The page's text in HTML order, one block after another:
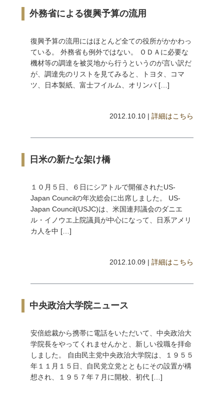
外務省による復興予算の流用
復興予算の流用にはほとんど全ての役所がかかわっ
ている。 外務省も例外ではない。 ＯＤＡに必要な
機材等の調達を被災地から行うというのが言い訳だ
が、調達先のリストを見てみると、トヨタ、コマ
ツ、日本製紙、富士フイルム、オリンパ […]
2012.10.10 |詳細はこちら
日米の新たな架け橋
１０月５日、６日にシアトルで開催されたUS-
Japan Councilの年次総会に出席しました。 US-
Japan Council(USJC)は、米国連邦議会のダニエ
ル・イノウエ上院議員が中心になって、日系アメリ
カ人を中 […]
2012.10.09 |詳細はこちら
中央政治大学院ニュース
安倍総裁から携帯に電話をいただいて、中央政治大
学院長をやってくれませんかと、新しい役職を拝命
しました。 自由民主党中央政治大学院は、１９５５
年１１月１５日、自民党立党とともにその設置が構
想され、１９５７年７月に開校、初代 […]